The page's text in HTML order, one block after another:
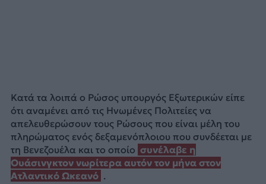
Κατά τα λοιπά ο Ρώσος υπουργός Εξωτερικών είπε
ότι αναμένει από τις Ηνωμένες Πολιτείες να
απελευθερώσουν τους Ρώσους που είναι μέλη του
πληρώματος ενός δεξαμενόπλοιου που συνδέεται με
τη Βενεζουέλα και το οποίο συνέλαβε η
Ουάσινγκτον νωρίτερα αυτόν τον μήνα στον
Ατλαντικό Ωκεανό .